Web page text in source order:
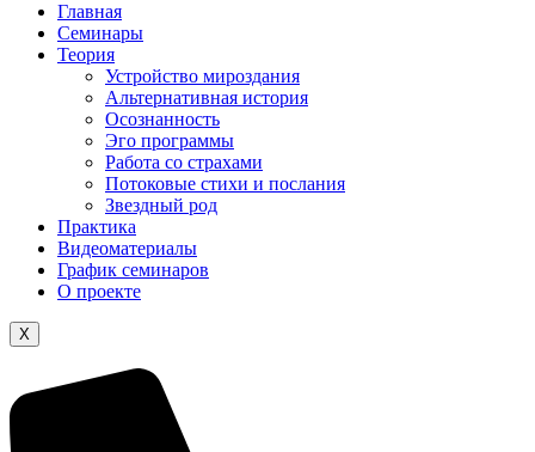
Главная
Семинары
Теория
Устройство мироздания
Альтернативная история
Осознанность
Эго программы
Работа со страхами
Потоковые стихи и послания
Звездный род
Практика
Видеоматериалы
График семинаров
О проекте
X